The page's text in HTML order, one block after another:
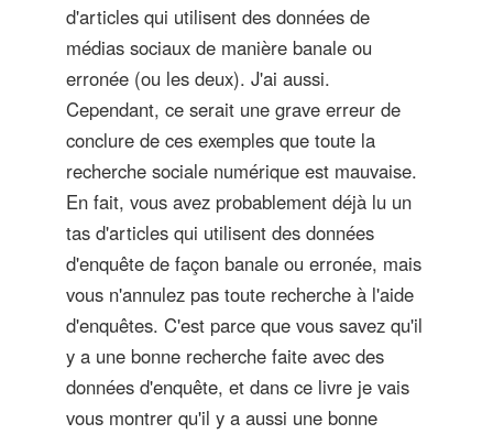
d'articles qui utilisent des données de
médias sociaux de manière banale ou
erronée (ou les deux). J'ai aussi.
Cependant, ce serait une grave erreur de
conclure de ces exemples que toute la
recherche sociale numérique est mauvaise.
En fait, vous avez probablement déjà lu un
tas d'articles qui utilisent des données
d'enquête de façon banale ou erronée, mais
vous n'annulez pas toute recherche à l'aide
d'enquêtes. C'est parce que vous savez qu'il
y a une bonne recherche faite avec des
données d'enquête, et dans ce livre je vais
vous montrer qu'il y a aussi une bonne